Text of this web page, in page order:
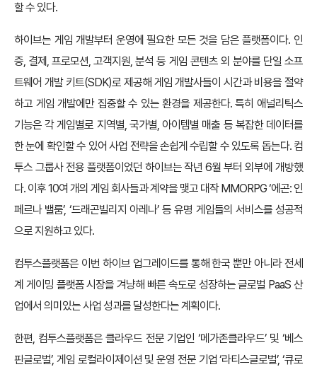
할 수 있다.
하이브는 게임 개발부터 운영에 필요한 모든 것을 담은 플랫폼이다. 인
증, 결제, 프로모션, 고객지원, 분석 등 게임 콘텐츠 외 분야를 단일 소프
트웨어 개발 키트(SDK)로 제공해 게임 개발사들이 시간과 비용을 절약
하고 게임 개발에만 집중할 수 있는 환경을 제공한다. 특히 애널리틱스
기능은 각 게임별로 지역별, 국가별, 아이템별 매출 등 복잡한 데이터를
한 눈에 확인할 수 있어 사업 전략을 손쉽게 수립할 수 있도록 돕는다. 컴
투스 그룹사 전용 플랫폼이었던 하이브는 작년 6월 부터 외부에 개방했
다. 이후 10여 개의 게임 회사들과 계약을 맺고 대작 MMORPG ‘에곤: 인
페르나 밸룸’, ‘드래곤빌리지 아레나’ 등 유명 게임들의 서비스를 성공적
으로 지원하고 있다.
컴투스플랫폼은 이번 하이브 업그레이드를 통해 한국 뿐만 아니라 전세
계 게이밍 플랫폼 시장을 겨냥해 빠른 속도로 성장하는 글로벌 PaaS 산
업에서 의미있는 사업 성과를 달성한다는 계획이다.
한편, 컴투스플랫폼은 클라우드 전문 기업인 ‘메가존클라우드’ 및 ‘베스
핀글로벌’, 게임 로컬라이제이션 및 운영 전문 기업 ‘라티스글로벌’, ‘큐로